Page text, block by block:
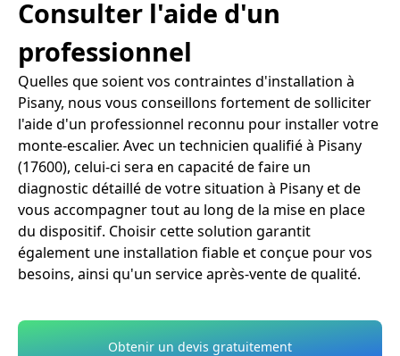
Consulter l'aide d'un
professionnel
Quelles que soient vos contraintes d'installation à
Pisany, nous vous conseillons fortement de solliciter
l'aide d'un professionnel reconnu pour installer votre
monte-escalier. Avec un technicien qualifié à Pisany
(17600), celui-ci sera en capacité de faire un
diagnostic détaillé de votre situation à Pisany et de
vous accompagner tout au long de la mise en place
du dispositif. Choisir cette solution garantit
également une installation fiable et conçue pour vos
besoins, ainsi qu'un service après-vente de qualité.
Obtenir un devis gratuitement